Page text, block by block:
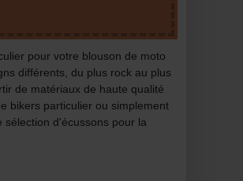
pour votre blouson de moto
différents, du plus rock au plus
de matériaux de haute qualité
bikers particulier ou simplement
d'écussons pour la